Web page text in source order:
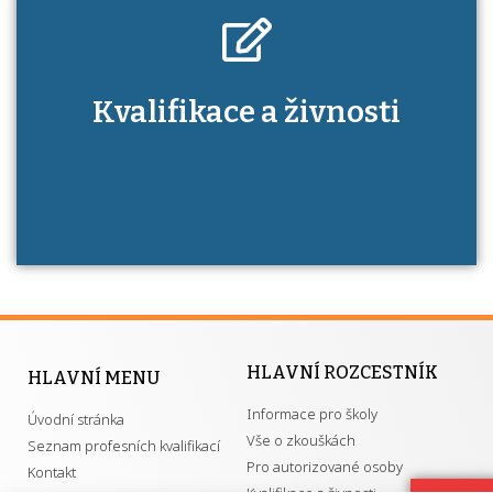
Kdo je to autorizovaná osoba a jaké výhody
má získání autorizace?
Kvalifikace a živnosti
HLAVNÍ MENU
Úvodní stránka
Seznam profesních kvalifikací
Kontakt
HLAVNÍ ROZCESTNÍK
Informace pro školy
Vše o zkouškách
Pro autorizované osoby